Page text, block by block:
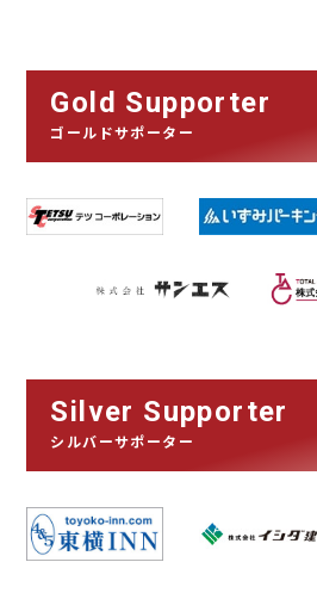
Gold Supporter
ゴールドサポーター
Silver Supporter
シルバーサポーター